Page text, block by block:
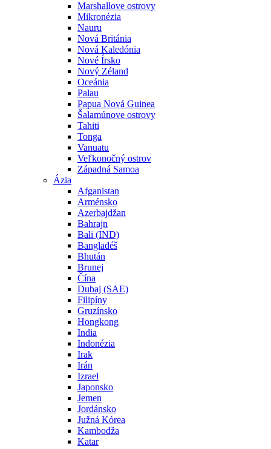
Marshallove ostrovy
Mikronézia
Nauru
Nová Británia
Nová Kaledónia
Nové Írsko
Nový Zéland
Oceánia
Palau
Papua Nová Guinea
Šalamúnove ostrovy
Tahiti
Tonga
Vanuatu
Veľkonočný ostrov
Západná Samoa
Ázia
Afganistan
Arménsko
Azerbajdžan
Bahrajn
Bali (IND)
Bangladéš
Bhután
Brunej
Čína
Dubaj (SAE)
Filipíny
Gruzínsko
Hongkong
India
Indonézia
Irak
Irán
Izrael
Japonsko
Jemen
Jordánsko
Južná Kórea
Kambodža
Katar